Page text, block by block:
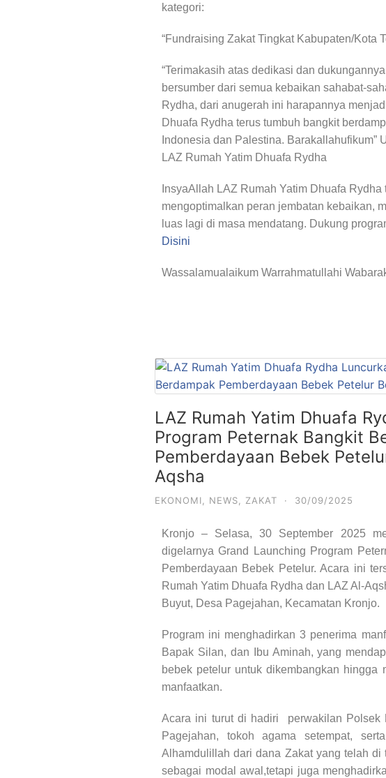
kategori:
“Fundraising Zakat Tingkat Kabupaten/Kota
“Terimakasih atas dedikasi dan
bersumber dari semua kebaikan sahabat-
Rydha, dari anugerah ini harapannya
Dhuafa Rydha terus tumbuh bangkit
Indonesia dan Palestina. Barakallahufikum”
LAZ Rumah Yatim Dhuafa Rydha
InsyaAllah LAZ Rumah Yatim Dhuafa
mengoptimalkan peran jembatan kebaikan,
luas lagi di masa mendatang. Dukung
Disini
Wassalamualaikum Warrahmatullahi
LAZ Rumah Yatim Dhuafa
Program Peternak Bangkit
Pemberdayaan Bebek
Aqsha
EKONOMI NEWS ZAKAT · 30/09/2025
Kronjo – Selasa, 30 September 2025
digelarnya Grand Launching Program
Pemberdayaan Bebek Petelur. Acara ini
Rumah Yatim Dhuafa Rydha dan LAZ Al-
Buyut, Desa Pagejahan, Kecamatan Kronjo.
Program ini menghadirkan 3 penerima
Bapak Silan, dan Ibu Aminah, yang
bebek petelur untuk dikembangkan hingga
manfaatkan.
Acara ini turut di hadiri perwakilan Polsek
Pagejahan, tokoh agama setempat,
Alhamdulillah dari dana Zakat yang telah di
sebagai modal awal,tetapi juga